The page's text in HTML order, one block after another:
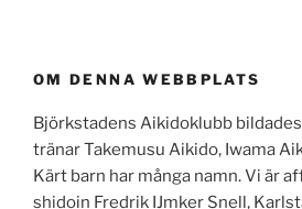
OM DENNA WEBBPLATS
Björkstadens Aikidoklubb
tränar Takemusu Aikido, Iwama
Kärt barn har många namn. Vi är
shidoin Fredrik IJmker Snell,